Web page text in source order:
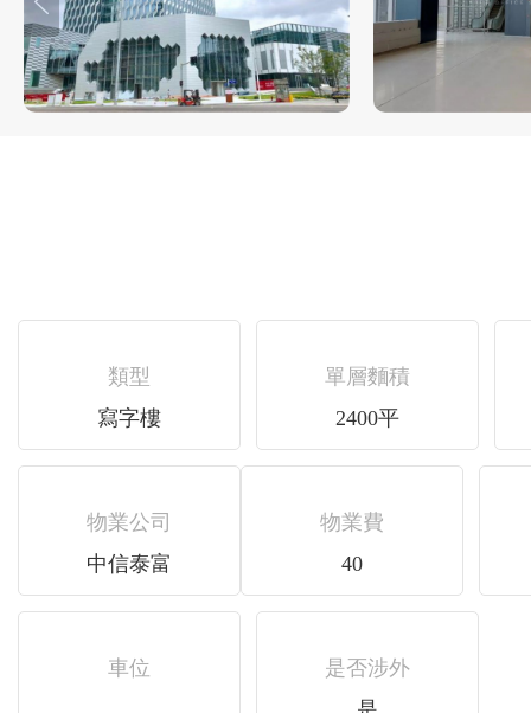
類型
寫字樓
單層麵積
2400平
物業公司
中信泰富
物業費
40
車位
是否涉外